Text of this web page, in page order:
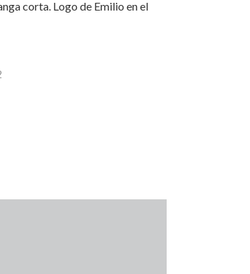
corta. Logo de Emilio en el